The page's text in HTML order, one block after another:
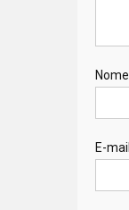
Nome
E-mail